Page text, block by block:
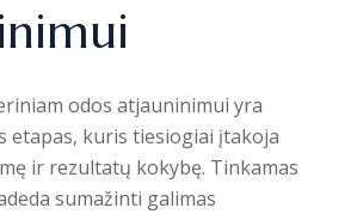
odos atjauninimui yra
etapas, kuris tiesiogiai įtakoja
ir rezultatų kokybę. Tinkamas
sumažinti galimas